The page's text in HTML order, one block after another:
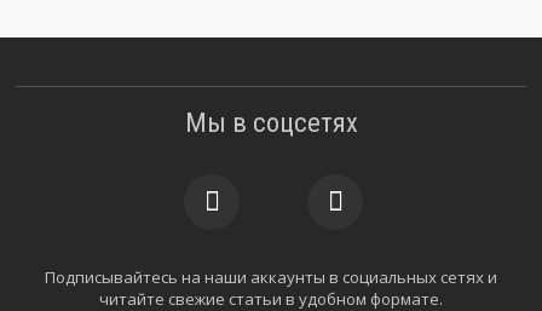
Мы в соцсетях
Подписывайтесь на наши аккаунты в социальных сетях и
читайте свежие статьи в удобном формате.